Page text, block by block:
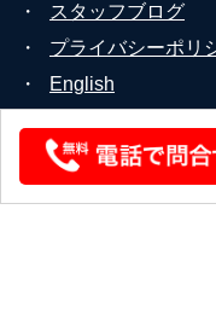
・
スタッフブログ
・
プライバシーポリ
・
English
©